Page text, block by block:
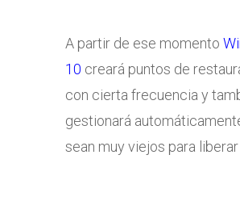
A partir de ese momento
10 creará puntos de
con cierta frecuencia y
gestionará
sean muy viejos para